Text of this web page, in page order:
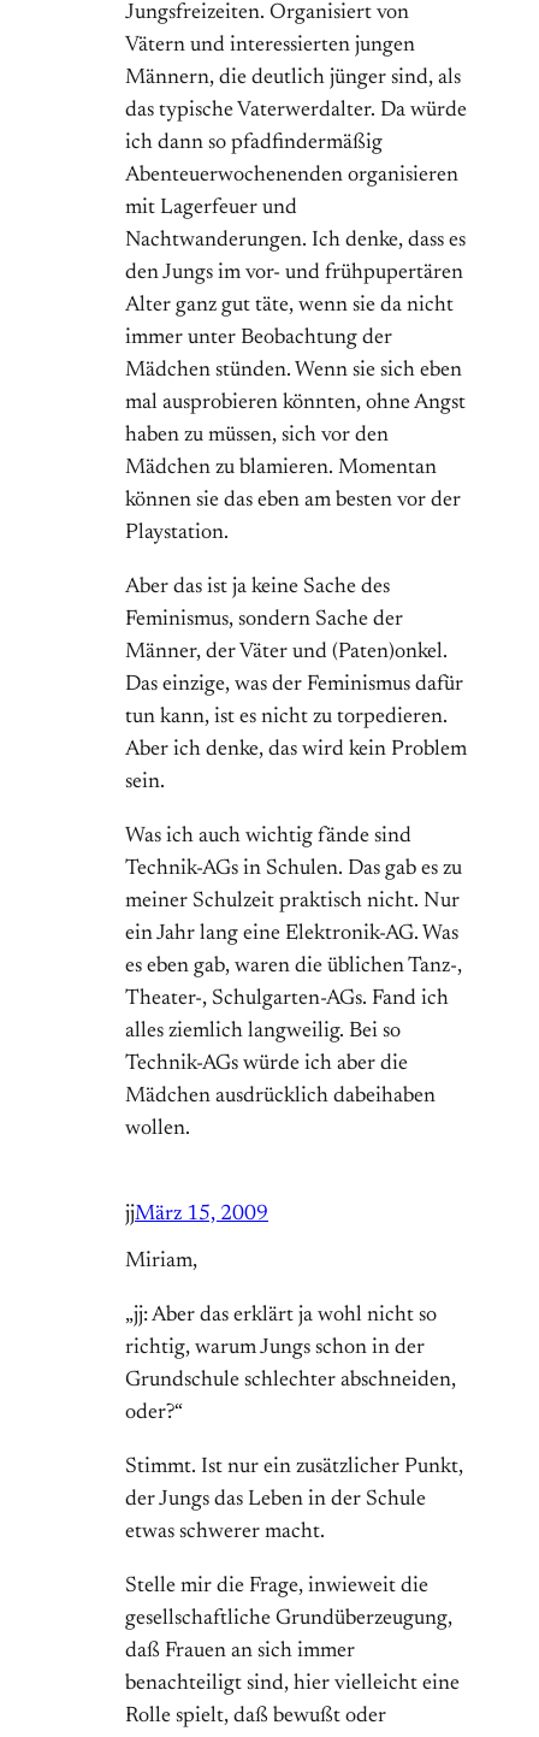
Jungsfreizeiten. Organisiert von
Vätern und interessierten jungen
Männern, die deutlich jünger sind, als
das typische Vaterwerdalter. Da würde
ich dann so pfadfindermäßig
Abenteuerwochenenden organisieren
mit Lagerfeuer und
Nachtwanderungen. Ich denke, dass es
den Jungs im vor- und frühpupertären
Alter ganz gut täte, wenn sie da nicht
immer unter Beobachtung der
Mädchen stünden. Wenn sie sich eben
mal ausprobieren könnten, ohne Angst
haben zu müssen, sich vor den
Mädchen zu blamieren. Momentan
können sie das eben am besten vor der
Playstation.
Aber das ist ja keine Sache des
Feminismus, sondern Sache der
Männer, der Väter und (Paten)onkel.
Das einzige, was der Feminismus dafür
tun kann, ist es nicht zu torpedieren.
Aber ich denke, das wird kein Problem
sein.
Was ich auch wichtig fände sind
Technik-AGs in Schulen. Das gab es zu
meiner Schulzeit praktisch nicht. Nur
ein Jahr lang eine Elektronik-AG. Was
es eben gab, waren die üblichen Tanz-,
Theater-, Schulgarten-AGs. Fand ich
alles ziemlich langweilig. Bei so
Technik-AGs würde ich aber die
Mädchen ausdrücklich dabeihaben
wollen.
jjMärz 15, 2009
Miriam,
„jj: Aber das erklärt ja wohl nicht so
richtig, warum Jungs schon in der
Grundschule schlechter abschneiden,
oder?“
Stimmt. Ist nur ein zusätzlicher Punkt,
der Jungs das Leben in der Schule
etwas schwerer macht.
Stelle mir die Frage, inwieweit die
gesellschaftliche Grundüberzeugung,
daß Frauen an sich immer
benachteiligt sind, hier vielleicht eine
Rolle spielt, daß bewußt oder